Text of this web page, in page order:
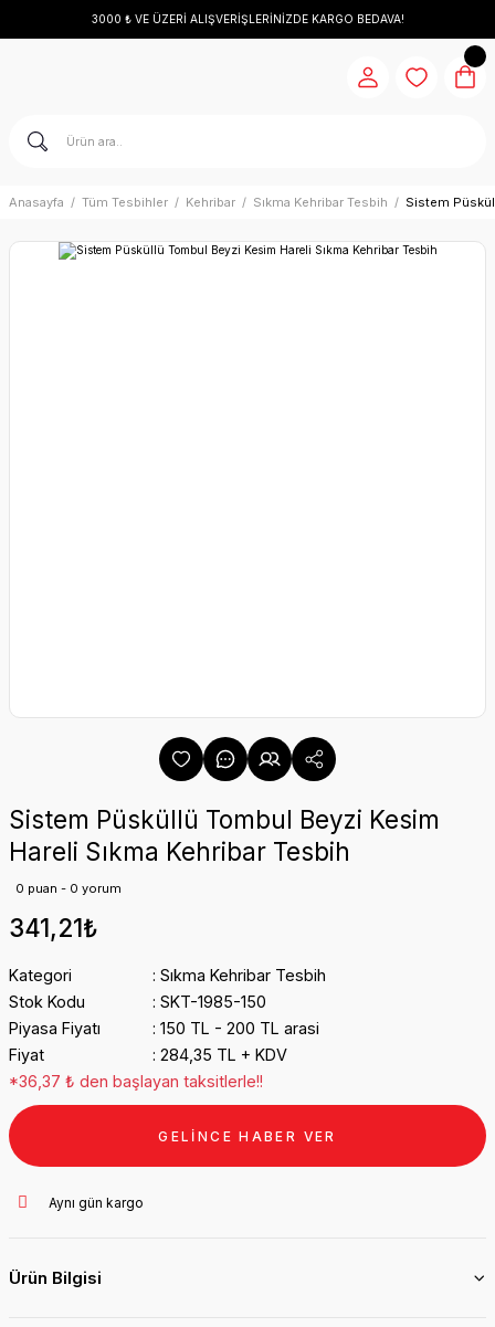
3000 ₺ VE ÜZERİ ALIŞVERİŞLERİNİZDE KARGO BEDAVA!
Anasayfa Tüm Tesbihler Kehribar Sıkma Kehribar Tesbih Sistem
Sistem Püsküllü Tombul Beyzi Kesim
Hareli Sıkma Kehribar Tesbih
0 puan - 0 yorum
341,21₺
Kategori
Sıkma Kehribar Tesbih
Stok Kodu
SKT-1985-150
Piyasa Fiyatı
150 TL - 200 TL arasi
Fiyat
284,35 TL + KDV
*36,37 ₺ den başlayan taksitlerle!!
GELİNCE HABER VER
Aynı gün kargo
Ürün Bilgisi